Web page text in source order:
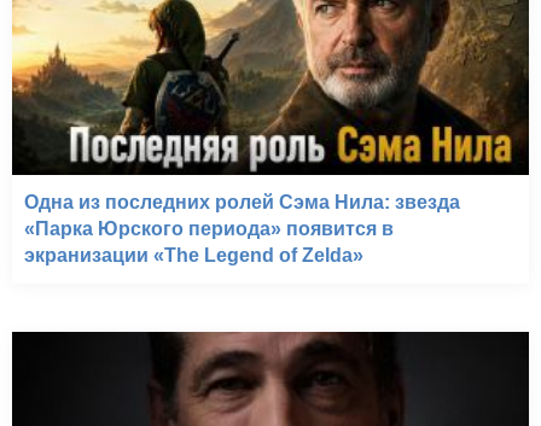
Одна из последних ролей Сэма Нила: звезда
«Парка Юрского периода» появится в
экранизации «The Legend of Zelda»